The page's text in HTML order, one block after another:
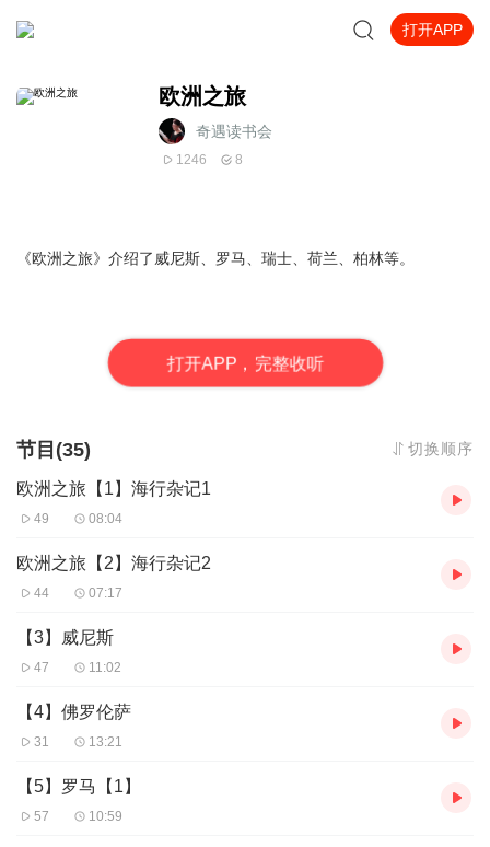
打开APP
欧洲之旅
奇遇读书会
1246 8
《欧洲之旅》介绍了威尼斯、罗马、瑞士、荷兰、柏林等。
打开APP，完整收听
节目(35) 切换顺序
欧洲之旅【1】海行杂记1
49 08:04
欧洲之旅【2】海行杂记2
44 07:17
【3】威尼斯
47 11:02
【4】佛罗伦萨
31 13:21
【5】罗马【1】
57 10:59